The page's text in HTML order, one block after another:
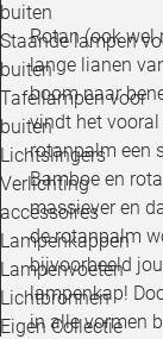
buiten
Staande lampen
buiten
Tafellampen voor
buiten
Lichtslingers
Verlichting
accessoires
Lampenkappen
Lampenvoeten
Lichtbronnen
Eigen Collectie
Rotan (ook wel
lange lianen
boom naar
vindt het
rotanpalm een
Bamboe en
massiever en
de rotanpalm
bijvoorbeeld
lampenkap!
in alle vormen